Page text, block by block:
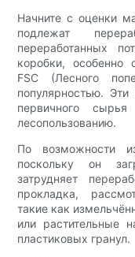
Начните с оценки
подлежат
переработанных
коробки, особенно
FSC (Лесного
популярностью.
первичного сырья
лесопользованию.
По возможности
поскольку он
затрудняет
прокладка,
такие как
или растительные
пластиковых гранул.